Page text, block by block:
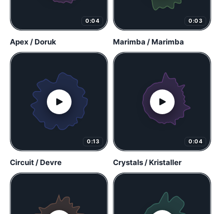
0:04
Apex / Doruk
0:03
Marimba / Marimba
0:13
Circuit / Devre
0:04
Crystals / Kristaller